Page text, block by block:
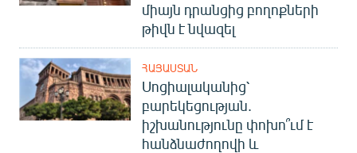
միայն դրանցից բողոքների
թիվն է նվազել
ՀԱՅԱՍՏԱՆ
Սոցիալականից՝
բարեկեցության.
իշխանությունը փոխո՞ւմ է
հանձնաժողովի և